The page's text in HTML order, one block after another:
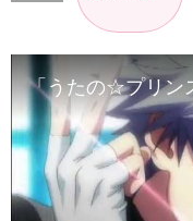
「うたの☆プリン